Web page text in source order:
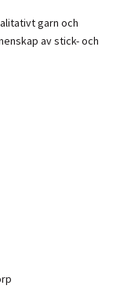
kan
väljas
garn och
av stick- och